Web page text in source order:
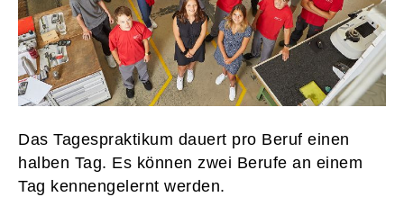
Das Tagespraktikum dauert pro Beruf einen
halben Tag. Es können zwei Berufe an einem
Tag kennengelernt werden.